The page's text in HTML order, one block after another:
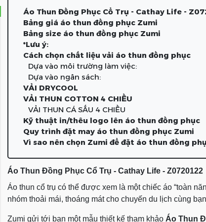
Áo Thun Đồng Phục Cổ Trụ - Cathay Life -
Bảng giá áo thun đồng phục Zumi
Bảng size áo thun đồng phục Zumi
*Lưu ý:
Cách chọn chất liệu vải áo thun đồng phục
Dựa vào môi trường làm việc:
Dựa vào ngân sách:
VẢI DRYCOOL
VẢI THUN COTTON 4 CHIỀU
VẢI THUN CÁ SẤU 4 CHIỀU
Kỹ thuật in/thêu logo lên áo thun đồng phục
Quy trình đặt may áo thun đồng phục Zumi
Vì sao nên chọn Zumi để đặt áo thun đồng
Áo Thun Đồng Phục Cổ Trụ - Cathay Life - Z0720122
Áo thun cổ trụ có thể được xem là một chiếc áo “toàn
nhóm thoải mái, thoáng mát cho chuyến du lịch cùng
Zumi gửi tới bạn một mẫu thiết kế tham khảo Áo Thun